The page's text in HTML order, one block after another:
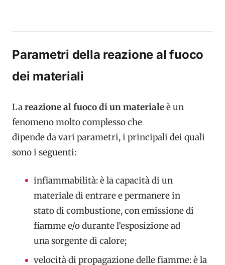
Parametri della reazione al fuoco
dei materiali
Lareazione al fuoco di un materialeè un
fenomeno molto complesso che
dipende da vari parametri, i principali dei quali
sono i seguenti:
infiammabilità: è la capacità di un
materiale di entrare e permanere in
stato di combustione, con emissione di
fiamme e/o durante l’esposizione ad
una sorgente di calore;
velocità di propagazione delle fiamme: è la